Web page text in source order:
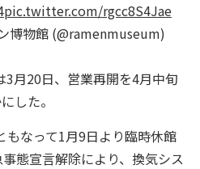
pic.twitter.com/rgcc8S4Jae
博物館 (@ramenmuseum)
月20日、営業再開を4月中旬
した。
なって1月9日より臨時休館
態宣言解除により、換気シス